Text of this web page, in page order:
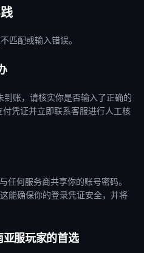
匹配或输入错误。
到账，请核实你是否输入了正确的
付凭证并立即联系客服进行人工核
任何服务商共享你的账号密码。
能确保你的登录凭证安全，并将
服玩家的首选